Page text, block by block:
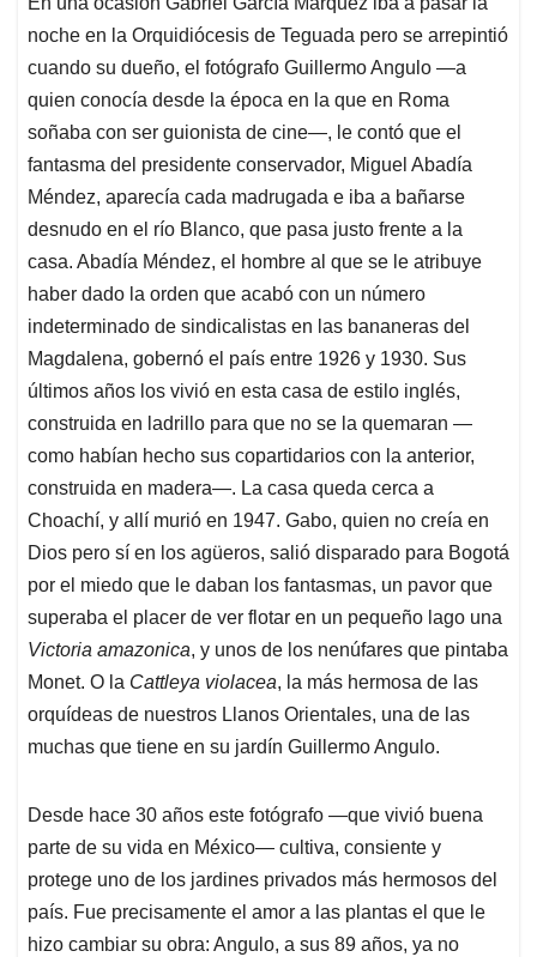
s
A
p
p
b
o
o
k
e
d
I
n
l
a
d
s
noche en la Orquidiócesis de Teguada pero se arrepintió
cuando su dueño, el fotógrafo Guillermo Angulo —a
quien conocía desde la época en la que en Roma
soñaba con ser guionista de cine—, le contó que el
fantasma del presidente conservador, Miguel Abadía
Méndez, aparecía cada madrugada e iba a bañarse
desnudo en el río Blanco, que pasa justo frente a la
casa. Abadía Méndez, el hombre al que se le atribuye
haber dado la orden que acabó con un número
indeterminado de sindicalistas en las bananeras del
Magdalena, gobernó el país entre 1926 y 1930. Sus
últimos años los vivió en esta casa de estilo inglés,
construida en ladrillo para que no se la quemaran —
como habían hecho sus copartidarios con la anterior,
construida en madera—. La casa queda cerca a
Choachí, y allí murió en 1947. Gabo, quien no creía en
Dios pero sí en los agüeros, salió disparado para Bogotá
por el miedo que le daban los fantasmas, un pavor que
superaba el placer de ver flotar en un pequeño lago una
Victoria amazonica, y unos de los nenúfares que pintaba
Monet. O la Cattleya violacea, la más hermosa de las
orquídeas de nuestros Llanos Orientales, una de las
muchas que tiene en su jardín Guillermo Angulo.
Desde hace 30 años este fotógrafo —que vivió buena
parte de su vida en México— cultiva, consiente y
protege uno de los jardines privados más hermosos del
país. Fue precisamente el amor a las plantas el que le
hizo cambiar su obra: Angulo, a sus 89 años, ya no